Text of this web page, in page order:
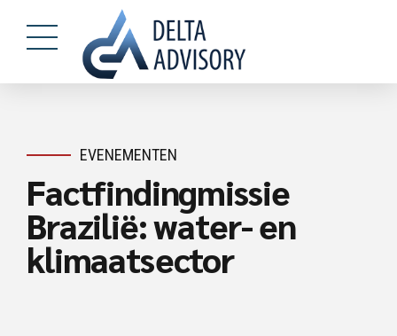
EVENEMENTEN
Factfindingmissie
Brazilië: water- en
klimaatsector